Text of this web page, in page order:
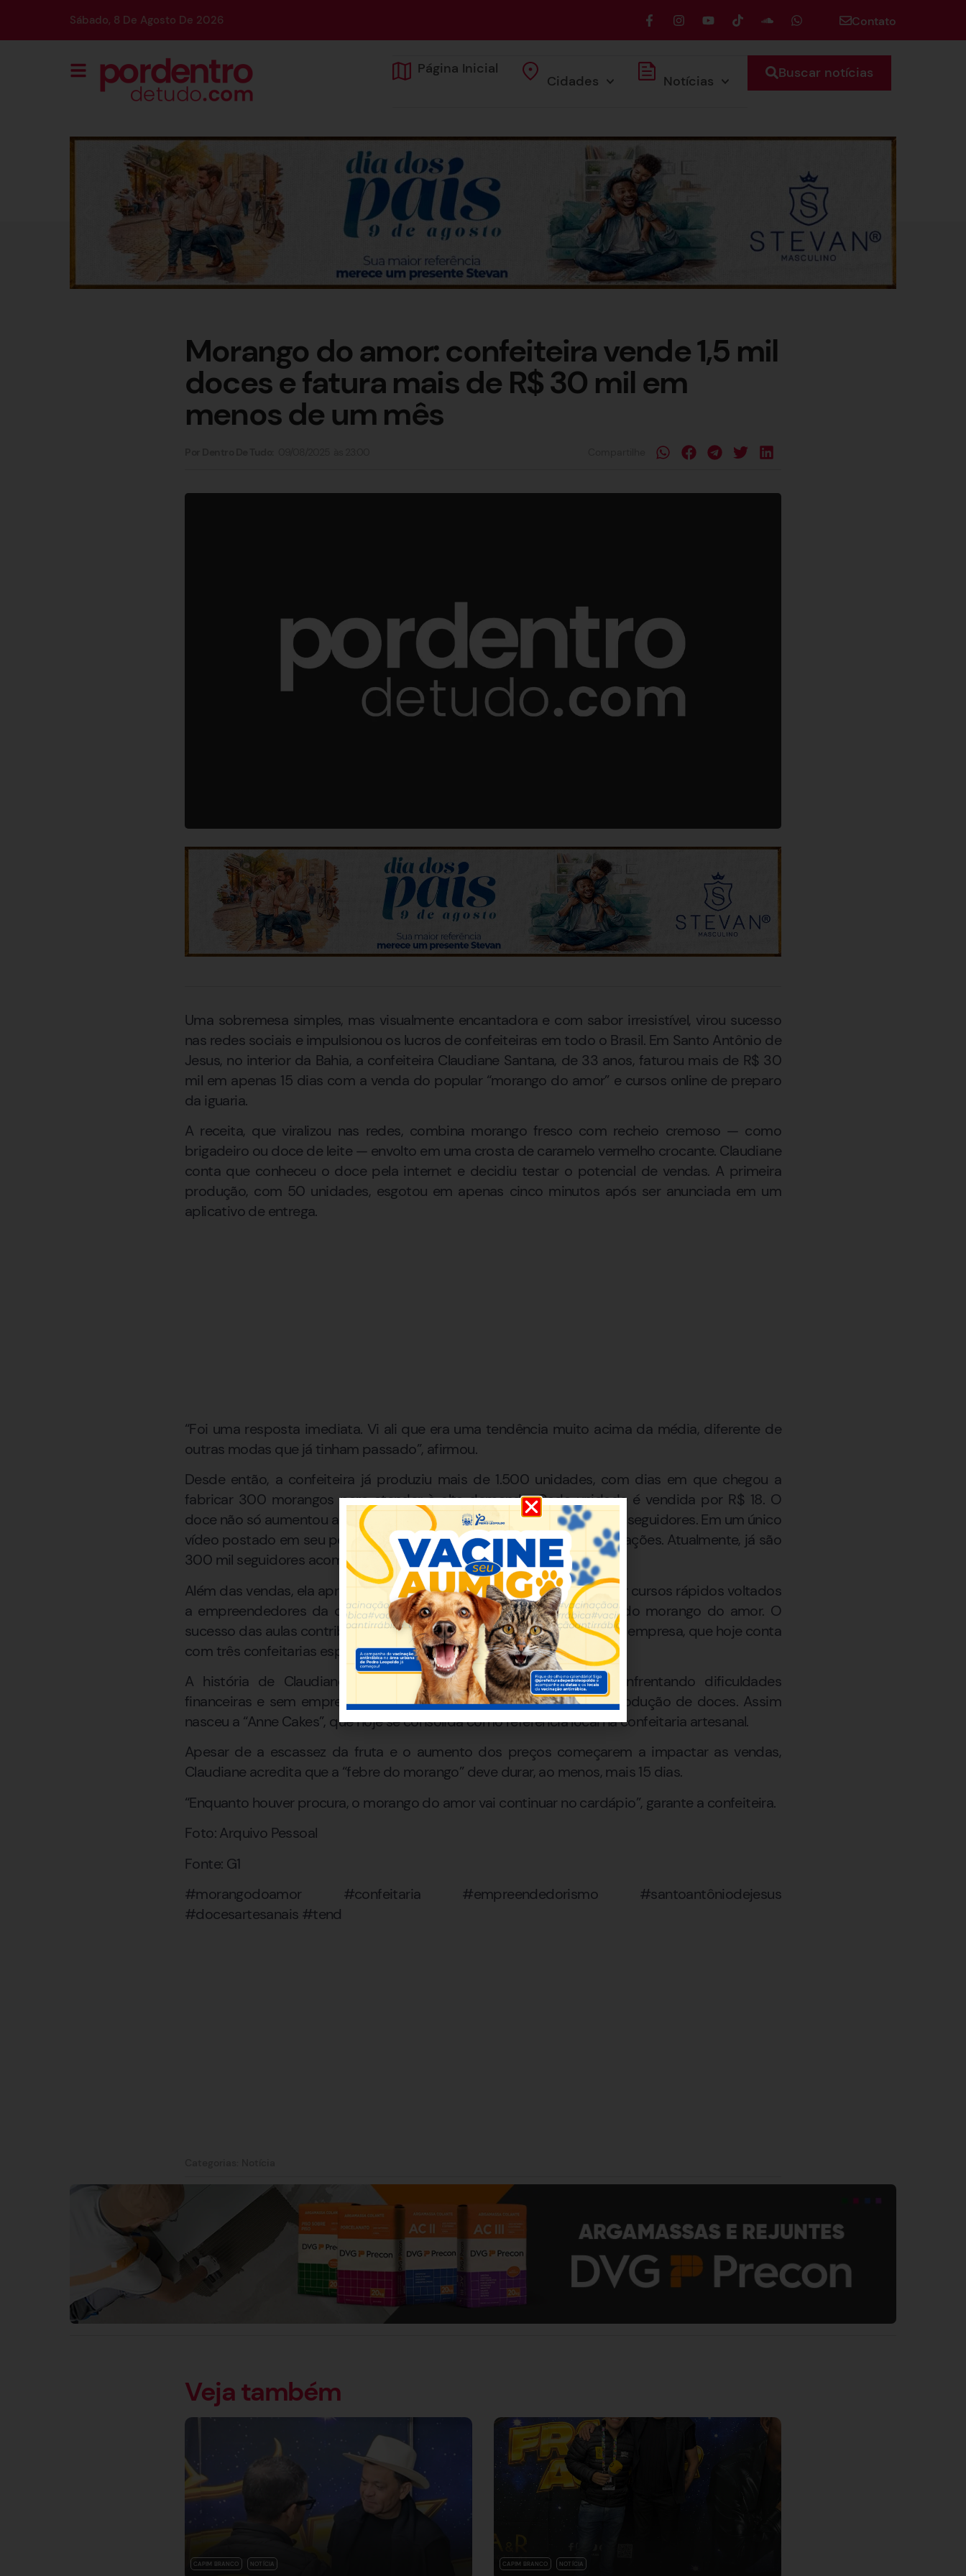
Sábado, 8 De Agosto De 2026 Contato
Página Inicial
Cidades Notícias Buscar notícias
Morango do amor: confeiteira vende 1,5 mil
doces e fatura mais de R$ 30 mil em
menos de um mês
Uma sobremesa simples, mas visualmente encantadora e com sabor irresistível, virou sucesso
nas redes sociais e impulsionou os lucros de confeiteiras em todo o Brasil. Em Santo Antônio de
Jesus, no interior da Bahia, a confeiteira Claudiane Santana, de 33 anos, faturou mais de R$ 30
mil em apenas 15 dias com a venda do popular “morango do amor” e cursos online de preparo
da iguaria.
A receita, que viralizou nas redes, combina morango fresco com recheio cremoso — como
brigadeiro ou doce de leite — envolto em uma crosta de caramelo vermelho crocante. Claudiane
conta que conheceu o doce pela internet e decidiu testar o potencial de vendas. A primeira
produção, com 50 unidades, esgotou em apenas cinco minutos após ser anunciada em um
aplicativo de entrega.
“Foi uma resposta imediata. Vi ali que era uma tendência muito acima da média, diferente de
outras modas que já tinham passado”, afirmou.
Desde então, a confeiteira já produziu mais de 1.500 unidades, com dias em que chegou a
fabricar 300 morangos para atender à alta demanda. Cada unidade é vendida por R$ 18. O
doce não só aumentou as vendas, mas também atraiu novos clientes e seguidores. Em um único
vídeo postado em seu perfil, Claudiane alcançou 6,1 milhões de visualizações. Atualmente, já são
300 mil seguidores acompanhando suas receitas e dicas.
Além das vendas, ela aproveitou o momento de visibilidade para lançar cursos rápidos voltados
a empreendedores da confeitaria que desejam aprender a técnica do morango do amor. O
sucesso das aulas contribuiu significativamente para o faturamento da empresa, que hoje conta
com três confeitarias espalhadas por Santo Antônio de Jesus.
A história de Claudiane é marcada pela superação. Em 2018, enfrentando dificuldades
financeiras e sem emprego, decidiu investir o pouco que tinha na produção de doces. Assim
nasceu a “Anne Cakes”, que hoje se consolida como referência local na confeitaria artesanal.
Apesar de a escassez da fruta e o aumento dos preços começarem a impactar as vendas,
Claudiane acredita que a “febre do morango” deve durar, ao menos, mais 15 dias.
“Enquanto houver procura, o morango do amor vai continuar no cardápio”, garante a confeiteira.
Foto: Arquivo Pessoal
Fonte: G1
#morangodoamor #confeitaria #empreendedorismo #santoantôniodejesus
#docesartesanais #tend
Veja também
CAPIM BRANCO NOTÍCIA CAPIM BRANCO NOTÍCIA